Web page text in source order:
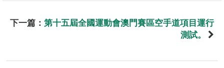
下一篇： 第十五屆全國運動會澳門賽區空手道項目運行
測試。